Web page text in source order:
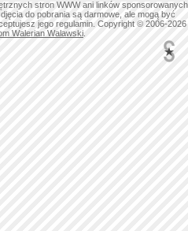
stron WWW ani linków sponsorowanych
do pobrania są darmowe, ale mogą być
jego regulamin. Copyright © 2006-2026
Walerian Walawski